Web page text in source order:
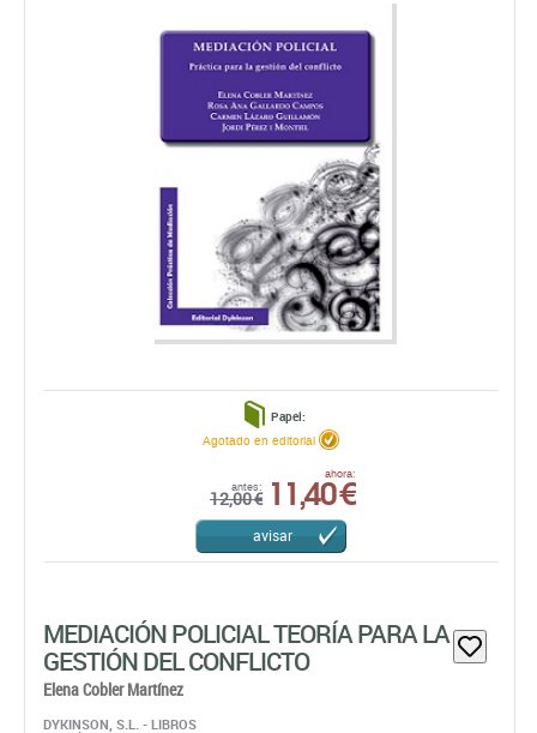
Papel:
antes:
12,00 €
ahora:
11,40 €
Agotado en editorial
avisar
MEDIACIÓN POLICIAL TEORÍA PARA LA
GESTIÓN DEL CONFLICTO
Elena Cobler Martínez
DYKINSON, S.L. - LIBROS